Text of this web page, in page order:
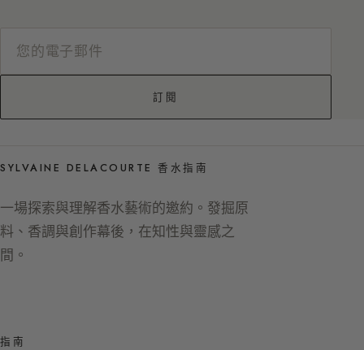
訂閱
SYLVAINE DELACOURTE 香水指南
一場探索與理解香水藝術的邀約。發掘原
料、香調與創作幕後，在知性與靈感之
間。
指南